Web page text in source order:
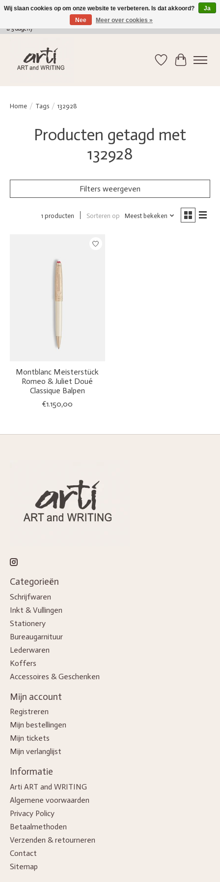
verkoop@arti-artandwriting.be/ +32 (0)471 41 82 41 / GRATIS verzending > 75 euro (2
a 5 dagen)
Verlanglijst
Home / Tags / 132928
Producten getagd met
132928
Filters weergeven
1 producten Sorteren op Meest bekeken
Montblanc Meisterstück
Romeo & Juliet Doué
Classique Balpen
€1.150,00
Categorieën
Schrijfwaren
Inkt & Vullingen
Stationery
Bureaugarnituur
Lederwaren
Koffers
Accessoires & Geschenken
Mijn account
Registreren
Mijn bestellingen
Mijn tickets
Mijn verlanglijst
Informatie
Arti ART and WRITING
Algemene voorwaarden
Privacy Policy
Betaalmethoden
Verzenden & retourneren
Contact
Sitemap
Wij slaan cookies op om onze website te verbeteren. Is dat akkoord?
Ja
Nee
Meer over cookies »